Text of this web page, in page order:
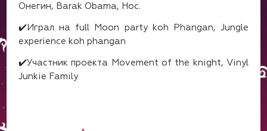
Онегин, Barak Obama, Нос.
✔️Играл на full Moon party koh Phangan, Jungle
experience koh phangan
✔️Участник проекта Movement of the knight, Vinyl
Junkie Family